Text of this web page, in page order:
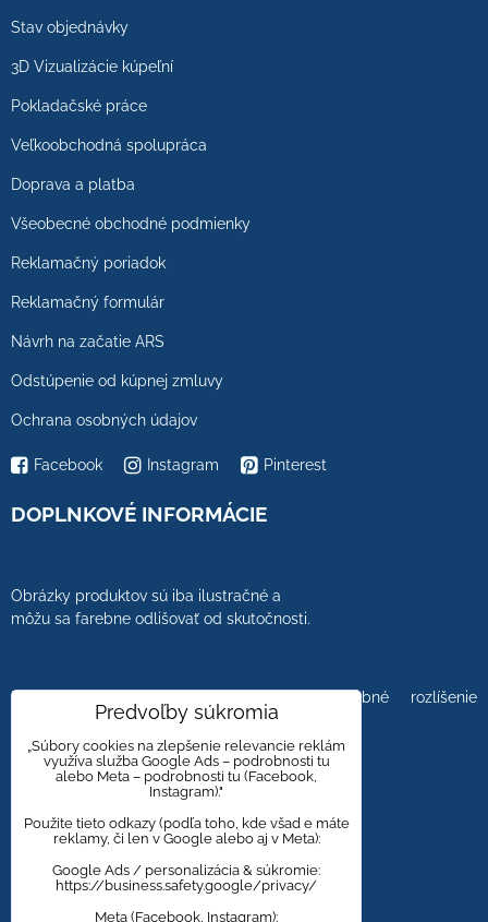
Stav objednávky
3D Vizualizácie kúpeľní
Pokladačské práce
Veľkoobchodná spolupráca
Doprava a platba
Všeobecné obchodné podmienky
Reklamačný poriadok
Reklamačný formulár
Návrh na začatie ARS
Odstúpenie od kúpnej zmluvy
Ochrana osobných údajov
Facebook Instagram Pinterest
DOPLNKOVÉ INFORMÁCIE
Obrázky produktov sú iba ilustračné a
môžu sa farebne odlišovať od skutočnosti.
Farebnosť obrázkov tiež ovplyvňuje farebné rozlíšenie
zobrazovacej jednotky.
Obklady a dlažby s kameninovým, mramorovým,
dreveným dizajnom majú viacero kresieb,
aby bola zachovaná čo najväčšia autentickosť
prírodného materiálu.
Predvoľby súkromia
„Súbory cookies na zlepšenie relevancie reklám
využíva služba Google Ads – podrobnosti tu
alebo Meta – podrobnosti tu (Facebook,
Instagram)."
Použite tieto odkazy (podľa toho, kde všad e máte
reklamy, či len v Google alebo aj v Meta):
Google Ads / personalizácia & súkromie:
https://business.safety.google/privacy/
Meta (Facebook, Instagram):